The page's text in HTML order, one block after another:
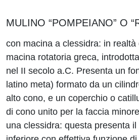
MULINO “POMPEIANO” O
con macina a clessidra: in realtà
macina rotatoria greca,
nel II secolo a.C. Presenta un
latino meta) formato da un
alto cono, e un coperchio o
di cono unito per la faccia
una clessidra: questa presenta